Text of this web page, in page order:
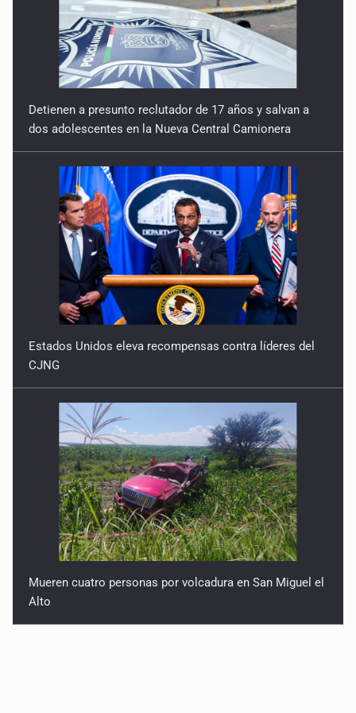
Quinto Patio
14 de Julio de 2026
Detienen a presunto reclutador de 17 años y salvan a
dos adolescentes en la Nueva Central Camionera
Estados Unidos eleva recompensas contra líderes del
CJNG
Mueren cuatro personas por volcadura en San Miguel el
Alto